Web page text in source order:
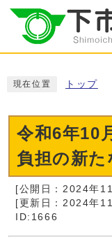
現在位置 トップ
令和6年10
負担の新た
[公開日：2024年
[更新日：2024年
ID:1666